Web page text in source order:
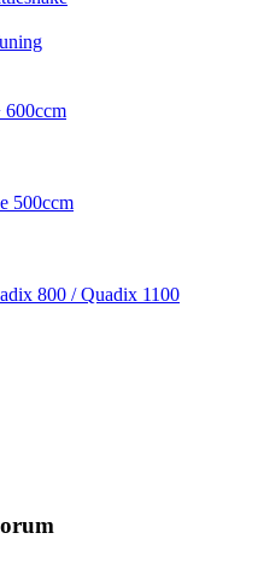
500ccm
800 / Quadix 1100